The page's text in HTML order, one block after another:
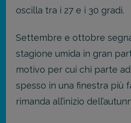
oscilla tra i 27 e i 30 gradi.
Settembre e ottobre
stagione umida in gran
motivo per cui chi parte
spesso in una finestra più
rimanda all’inizio